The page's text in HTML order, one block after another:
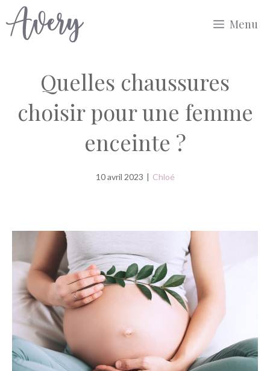
Aller
au
Menu
Quelles chaussures
choisir pour une femme
enceinte ?
10 avril 2023 | Chloé